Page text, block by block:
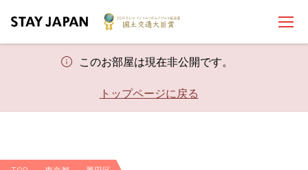
このお部屋は現在非公開です。
トップページに戻る